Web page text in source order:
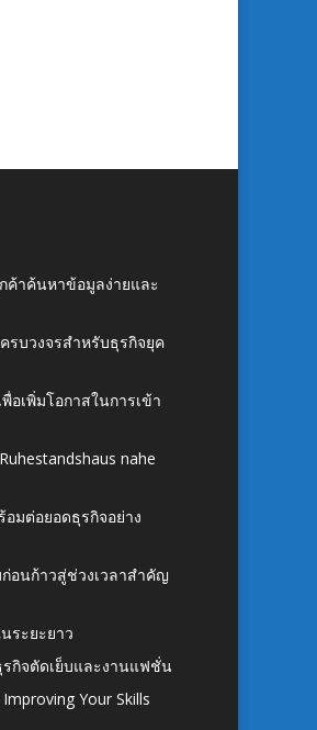
ค้าค้นหาข้อมูลง่ายและ
รบวงจรสำหรับธุรกิจยุค
อเพิ่มโอกาสในการเข้า
nahe
มต่อยอดธุรกิจอย่าง
อนก้าวสู่ช่วงเวลาสำคัญ
ระยะยาว
กิจตัดเย็บและงานแฟชั่น
Your Skills